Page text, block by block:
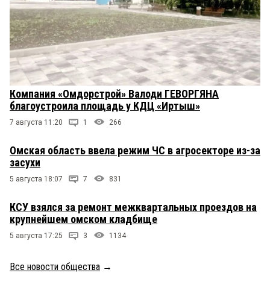
Компания «Омдорстрой» Валоди ГЕВОРГЯНА
благоустроила площадь у КДЦ «Иртыш»
7 августа 11:20 1 266
Омская область ввела режим ЧС в агросекторе из-за
засухи
5 августа 18:07 7 831
КСУ взялся за ремонт межквартальных проездов на
крупнейшем омском кладбище
5 августа 17:25 3 1134
Все новости общества →